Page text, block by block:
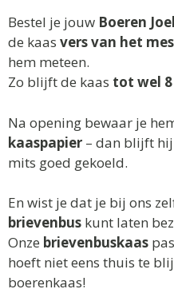
Bestel je jouw Boeren
de kaas vers van het mes
hem meteen.
Zo blijft de kaas tot wel
Na opening bewaar je
kaaspapier – dan blijft
mits goed gekoeld.
En wist je dat je bij ons
brievenbus kunt laten
Onze brievenbuskaas
hoeft niet eens thuis te
boerenkaas!